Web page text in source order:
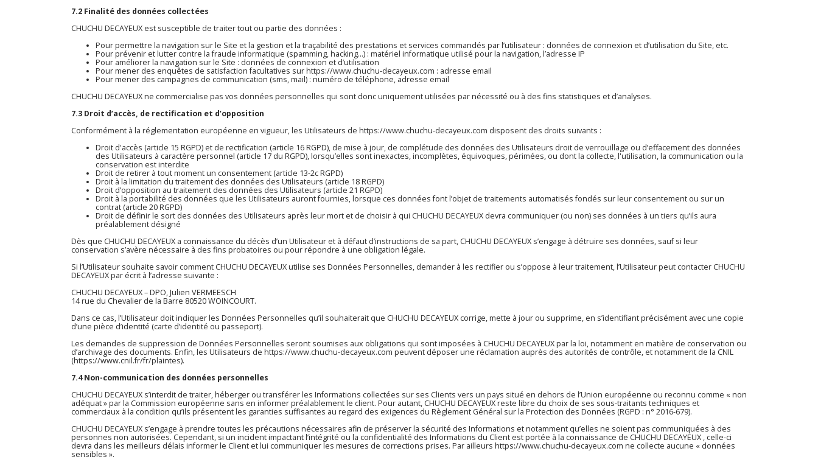
7.2 Finalité des données collectées
CHUCHU DECAYEUX est susceptible de traiter tout ou partie des données :
Pour permettre la navigation sur le Site et la gestion et la traçabilité des prestations et services commandés par l’utilisateur : données de connexion et d’utilisation du Site, etc.
Pour prévenir et lutter contre la fraude informatique (spamming, hacking…) : matériel informatique utilisé pour la navigation, l’adresse IP
Pour améliorer la navigation sur le Site : données de connexion et d’utilisation
Pour mener des enquêtes de satisfaction facultatives surhttps://www.chuchu-decayeux.com : adresse email
Pour mener des campagnes de communication (sms, mail) : numéro de téléphone, adresse email
CHUCHU DECAYEUX ne commercialise pas vos données personnelles qui sont donc uniquement utilisées par nécessité ou à des fins statistiques et d’analyses.
7.3 Droit d’accès, de rectification et d’opposition
Conformément à la réglementation européenne en vigueur, les Utilisateurs de https://www.chuchu-decayeux.com disposent des droits suivants :
Droit d'accès (article 15 RGPD) et de rectification (article 16 RGPD), de mise à jour, de complétude des données des Utilisateurs droit de verrouillage ou d’effacement des données
des Utilisateurs à caractère personnel (article 17 du RGPD), lorsqu’elles sont inexactes, incomplètes, équivoques, périmées, ou dont la collecte, l'utilisation, la communication ou la
conservation est interdite
Droit de retirer à tout moment un consentement (article 13-2c RGPD)
Droit à la limitation du traitement des données des Utilisateurs (article 18 RGPD)
Droit d’opposition au traitement des données des Utilisateurs (article 21 RGPD)
Droit à la portabilité des données que les Utilisateurs auront fournies, lorsque ces données font l’objet de traitements automatisés fondés sur leur consentement ou sur un
contrat (article 20 RGPD)
Droit de définir le sort des données des Utilisateurs après leur mort et de choisir à qui CHUCHU DECAYEUX devra communiquer (ou non) ses données à un tiers qu’ils aura
préalablement désigné
Dès que CHUCHU DECAYEUX a connaissance du décès d’un Utilisateur et à défaut d’instructions de sa part, CHUCHU DECAYEUX s’engage à détruire ses données, sauf si leur
conservation s’avère nécessaire à des fins probatoires ou pour répondre à une obligation légale.
Si l’Utilisateur souhaite savoir comment CHUCHU DECAYEUX utilise ses Données Personnelles, demander à les rectifier ou s’oppose à leur traitement, l’Utilisateur peut contacter CHUCHU
DECAYEUX par écrit à l’adresse suivante :
CHUCHU DECAYEUX – DPO, Julien VERMEESCH
14 rue du Chevalier de la Barre 80520 WOINCOURT.
Dans ce cas, l’Utilisateur doit indiquer les Données Personnelles qu’il souhaiterait que CHUCHU DECAYEUX corrige, mette à jour ou supprime, en s’identifiant précisément avec une copie
d’une pièce d’identité (carte d’identité ou passeport).
Les demandes de suppression de Données Personnelles seront soumises aux obligations qui sont imposées à CHUCHU DECAYEUX par la loi, notamment en matière de conservation ou
d’archivage des documents. Enfin, les Utilisateurs de https://www.chuchu-decayeux.com peuvent déposer une réclamation auprès des autorités de contrôle, et notamment de la CNIL
(https://www.cnil.fr/fr/plaintes).
7.4 Non-communication des données personnelles
CHUCHU DECAYEUX s’interdit de traiter, héberger ou transférer les Informations collectées sur ses Clients vers un pays situé en dehors de l’Union européenne ou reconnu comme « non
adéquat » par la Commission européenne sans en informer préalablement le client. Pour autant, CHUCHU DECAYEUX reste libre du choix de ses sous-traitants techniques et
commerciaux à la condition qu’ils présentent les garanties suffisantes au regard des exigences du Règlement Général sur la Protection des Données (RGPD : n° 2016-679).
CHUCHU DECAYEUX s’engage à prendre toutes les précautions nécessaires afin de préserver la sécurité des Informations et notamment qu’elles ne soient pas communiquées à des
personnes non autorisées. Cependant, si un incident impactant l’intégrité ou la confidentialité des Informations du Client est portée à la connaissance de CHUCHU DECAYEUX , celle-ci
devra dans les meilleurs délais informer le Client et lui communiquer les mesures de corrections prises. Par ailleurs https://www.chuchu-decayeux.com ne collecte aucune « données
sensibles ».